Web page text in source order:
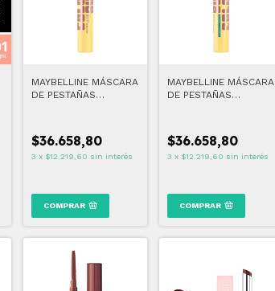
MAYBELLINE MÁSCARA
DE PESTAÑAS
$36.658,80
3 x $12.219,60 sin interés
COMPRAR
MAYBELLINE MÁSCARA
DE PESTAÑAS
$36.658,80
3 x $12.219,60 sin interés
COMPRAR